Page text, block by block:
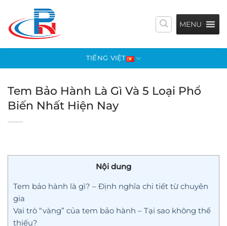
nội
MENU
TIẾNG VIỆT
Tem Bảo Hành Là Gì Và 5 Loại Phổ
Biến Nhất Hiện Nay
Nội dung
Tem bảo hành là gì? – Định nghĩa chi tiết từ chuyên
gia
Vai trò “vàng” của tem bảo hành – Tại sao không thể
thiếu?